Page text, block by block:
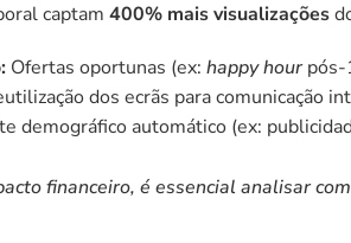
captam 400% mais visualizações
Ofertas oportunas (ex: happy hour pós-
dos ecrãs para comunicação
demográfico automático (ex:
financeiro, é essencial analisar